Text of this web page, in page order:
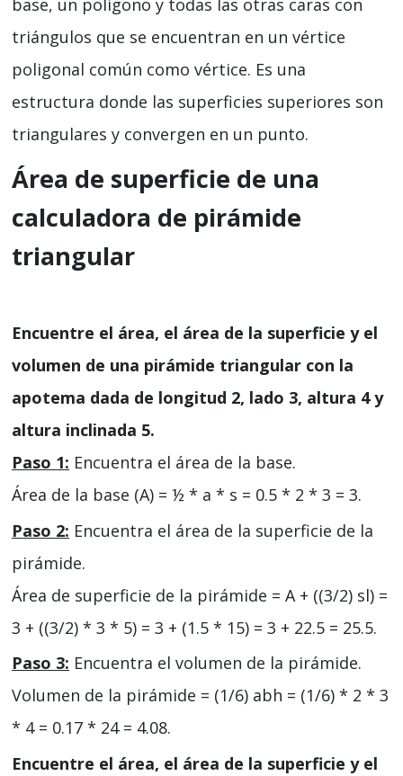
triángulos que se encuentran en un vértice
poligonal común como vértice. Es una
estructura donde las superficies superiores son
triangulares y convergen en un punto.
Área de superficie de una
calculadora de pirámide
triangular
Encuentre el área, el área de la superficie y el
volumen de una pirámide triangular con la
apotema dada de longitud 2, lado 3, altura 4 y
altura inclinada 5.
Paso 1: Encuentra el área de la base.
Área de la base (A) = ½ * a * s = 0.5 * 2 * 3 = 3.
Paso 2: Encuentra el área de la superficie de la
pirámide.
Área de superficie de la pirámide = A + ((3/2) sl) =
3 + ((3/2) * 3 * 5) = 3 + (1.5 * 15) = 3 + 22.5 = 25.5.
Paso 3: Encuentra el volumen de la pirámide.
Volumen de la pirámide = (1/6) abh = (1/6) * 2 * 3
* 4 = 0.17 * 24 = 4.08.
Encuentre el área, el área de la superficie y el